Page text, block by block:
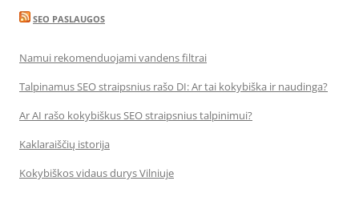
SEO PASLAUGOS
Namui rekomenduojami vandens filtrai
Talpinamus SEO straipsnius rašo DI: Ar tai kokybiška ir naudinga?
Ar AI rašo kokybiškus SEO straipsnius talpinimui?
Kaklaraiščių istorija
Kokybiškos vidaus durys Vilniuje